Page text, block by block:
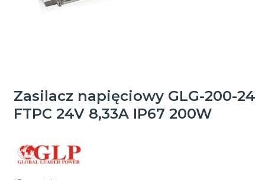
Zasilacz napięciowy GLG-200-24
FTPC 24V 8,33A IP67 200W